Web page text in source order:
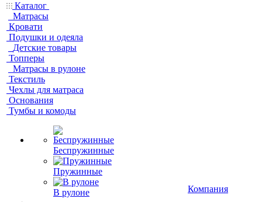
Каталог
Матрасы
Кровати
Подушки и одеяла
Детские товары
Топперы
Матрасы в рулоне
Текстиль
Чехлы для матраса
Основания
Тумбы и комоды
Беспружинные
Пружинные
В рулоне
Компания